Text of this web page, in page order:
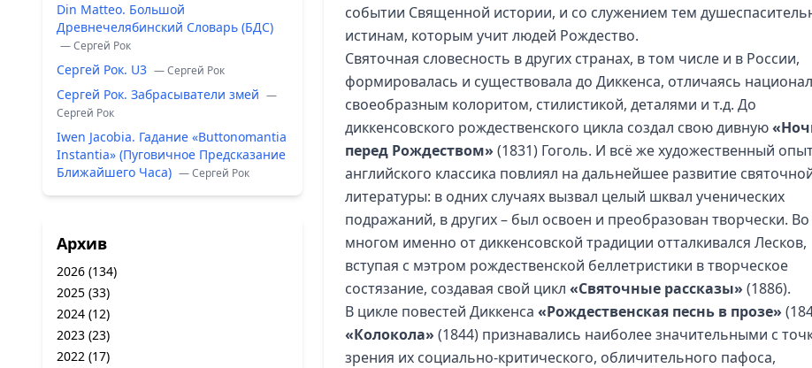
Din Matteo. Большой
Древнечелябинский Словарь (БДС)
— Сергей Рок
Сергей Рок. U3 — Сергей Рок
Сергей Рок. Забрасыватели змей —
Сергей Рок
Iwen Jacobia. Гадание «Buttonomantia
Instantia» (Пуговичное Предсказание
Ближайшего Часа) — Сергей Рок
Архив
2026 (134)
2025 (33)
2024 (12)
2023 (23)
2022 (17)
событии Священной истории, и со служением тем
истинам, которым учит людей Рождество.
Святочная словесность в других странах, в том числе и в России,
формировалась и существовала до Диккенса, отличаясь
своеобразным колоритом, стилистикой, деталями и т.д. До
диккенсовского рождественского цикла создал свою дивную
перед Рождеством» (1831) Гоголь. И всё же художественный
английского классика повлиял на дальнейшее развитие
литературы: в одних случаях вызвал целый шквал ученических
подражаний, в других – был освоен и преобразован творчески. Во
многом именно от диккенсовской традиции отталкивался Лесков,
вступая с мэтром рождественской беллетристики в творческое
состязание, создавая свой цикл «Святочные рассказы» (1886).
В цикле повестей Диккенса «Рождественская песнь в прозе»
«Колокола» (1844) признавались наиболее значительными с
зрения их социально-критического, обличительного пафоса,